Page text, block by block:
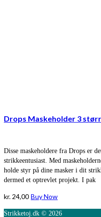
Drops Maskeholder 3
Disse maskeholdere fra Drops er
strikkeentusiast. Med
holde styr på dine masker i dit
dermed et optrevlet projekt. I pak
kr. 24,00 Buy Now
Strikketoj.dk © 2026